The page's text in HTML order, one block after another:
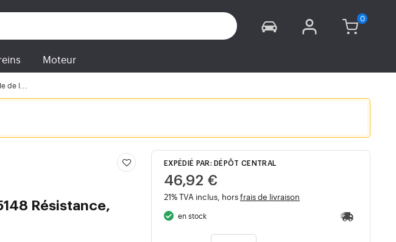
Moteur
de l...
Résistance,
EXPÉDIÉ PAR: DÉPÔT CENTRAL
46,92 €
21% TVA inclus, horsfrais de livraison
en stock